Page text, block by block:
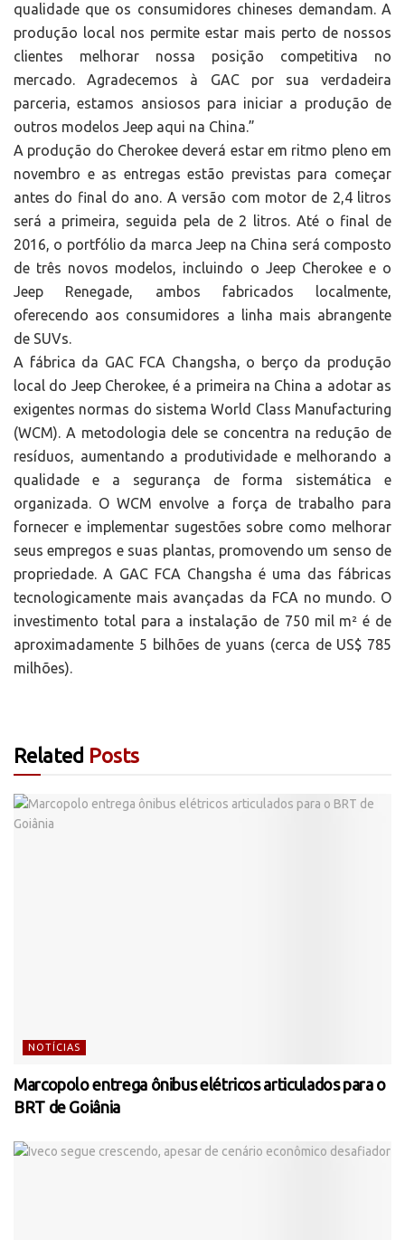
qualidade que os consumidores chineses demandam. A
produção local nos permite estar mais perto de nossos
clientes melhorar nossa posição competitiva no
mercado. Agradecemos à GAC por sua verdadeira
parceria, estamos ansiosos para iniciar a produção de
outros modelos Jeep aqui na China.”
A produção do Cherokee deverá estar em ritmo pleno em
novembro e as entregas estão previstas para começar
antes do final do ano. A versão com motor de 2,4 litros
será a primeira, seguida pela de 2 litros. Até o final de
2016, o portfólio da marca Jeep na China será composto
de três novos modelos, incluindo o Jeep Cherokee e o
Jeep Renegade, ambos fabricados localmente,
oferecendo aos consumidores a linha mais abrangente
de SUVs.
A fábrica da GAC FCA Changsha, o berço da produção
local do Jeep Cherokee, é a primeira na China a adotar as
exigentes normas do sistema World Class Manufacturing
(WCM). A metodologia dele se concentra na redução de
resíduos, aumentando a produtividade e melhorando a
qualidade e a segurança de forma sistemática e
organizada. O WCM envolve a força de trabalho para
fornecer e implementar sugestões sobre como melhorar
seus empregos e suas plantas, promovendo um senso de
propriedade. A GAC FCA Changsha é uma das fábricas
tecnologicamente mais avançadas da FCA no mundo. O
investimento total para a instalação de 750 mil m² é de
aproximadamente 5 bilhões de yuans (cerca de US$ 785
milhões).
Related Posts
NOTÍCIAS
Marcopolo entrega ônibus elétricos articulados para o
BRT de Goiânia